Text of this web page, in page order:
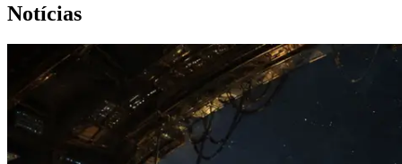
Notícias